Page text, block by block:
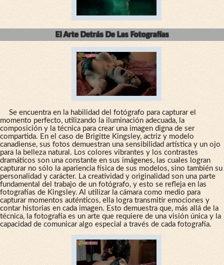
El Arte Detrás De Las Fotografías
Se encuentra en la habilidad del fotógrafo para capturar el
momento perfecto, utilizando la iluminación adecuada, la
composición y la técnica para crear una imagen digna de ser
compartida. En el caso de Brigitte Kingsley, actriz y modelo
canadiense, sus fotos demuestran una sensibilidad artística y un ojo
para la belleza natural. Los colores vibrantes y los contrastes
dramáticos son una constante en sus imágenes, las cuales logran
capturar no sólo la apariencia física de sus modelos, sino también su
personalidad y carácter. La creatividad y originalidad son una parte
fundamental del trabajo de un fotógrafo, y esto se refleja en las
fotografías de Kingsley. Al utilizar la cámara como medio para
capturar momentos auténticos, ella logra transmitir emociones y
contar historias en cada imagen. Esto demuestra que, más allá de la
técnica, la fotografía es un arte que requiere de una visión única y la
capacidad de comunicar algo especial a través de cada fotografía.